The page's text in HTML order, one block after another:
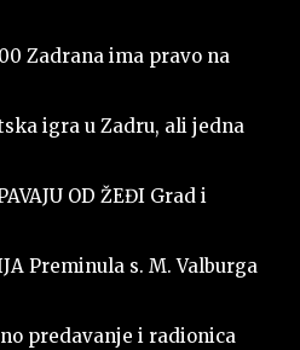
Zadrana ima pravo na
igra u Zadru, ali jedna
OD ŽEĐI Grad i
Preminula s. M. Valburga
predavanje i radionica